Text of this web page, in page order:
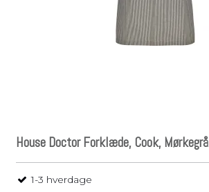
House Doctor Forklæde, Cook, Mørkegrå
1-3 hverdage